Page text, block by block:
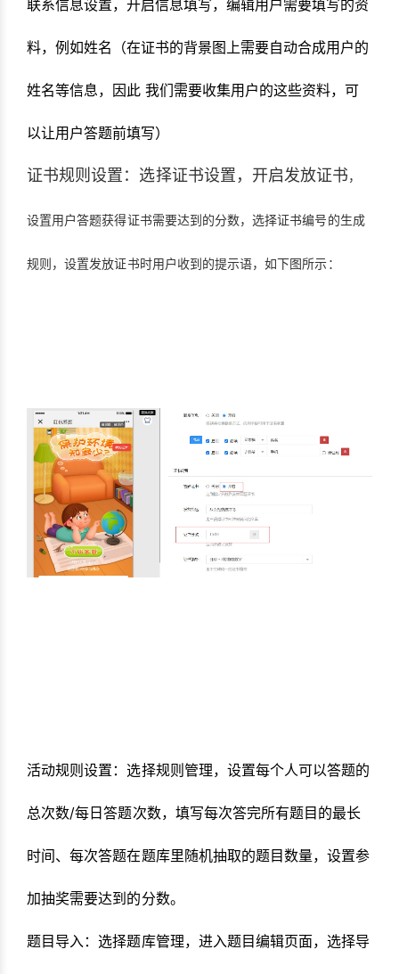
联系信息设置，开启信息填写，编辑用户需要填写的资
料，例如姓名（在证书的背景图上需要自动合成用户的
姓名等信息，因此 我们需要收集用户的这些资料，可
以让用户答题前填写）
证书规则设置：选择证书设置，开启发放证书，
设置用户答题获得证书需要达到的分数，选择证书编号的生成
规则，设置发放证书时用户收到的提示语，如下图所示：
活动规则设置：选择规则管理，设置每个人可以答题的
总次数/每日答题次数，填写每次答完所有题目的最长
时间、每次答题在题库里随机抽取的题目数量，设置参
加抽奖需要达到的分数。
题目导入：选择题库管理，进入题目编辑页面，选择导